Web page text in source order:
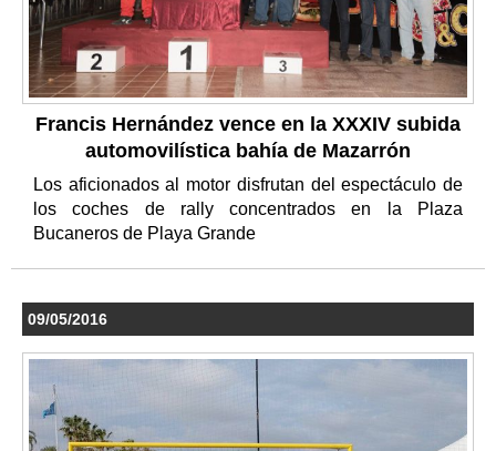
Francis Hernández vence en la XXXIV subida
automovilística bahía de Mazarrón
Los aficionados al motor disfrutan del espectáculo de
los coches de rally concentrados en la Plaza
Bucaneros de Playa Grande
09/05/2016